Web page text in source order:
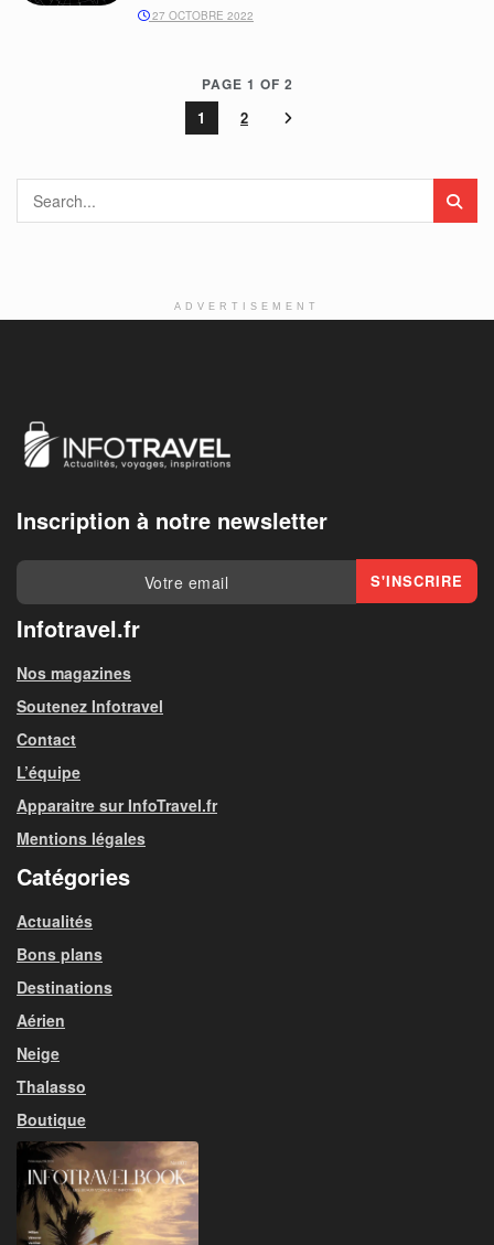
27 OCTOBRE 2022
PAGE 1 OF 2
1 2
ADVERTISEMENT
Inscription à notre newsletter
Infotravel.fr
Nos magazines
Soutenez Infotravel
Contact
L’équipe
Apparaitre sur InfoTravel.fr
Mentions légales
Catégories
Actualités
Bons plans
Destinations
Aérien
Neige
Thalasso
Boutique